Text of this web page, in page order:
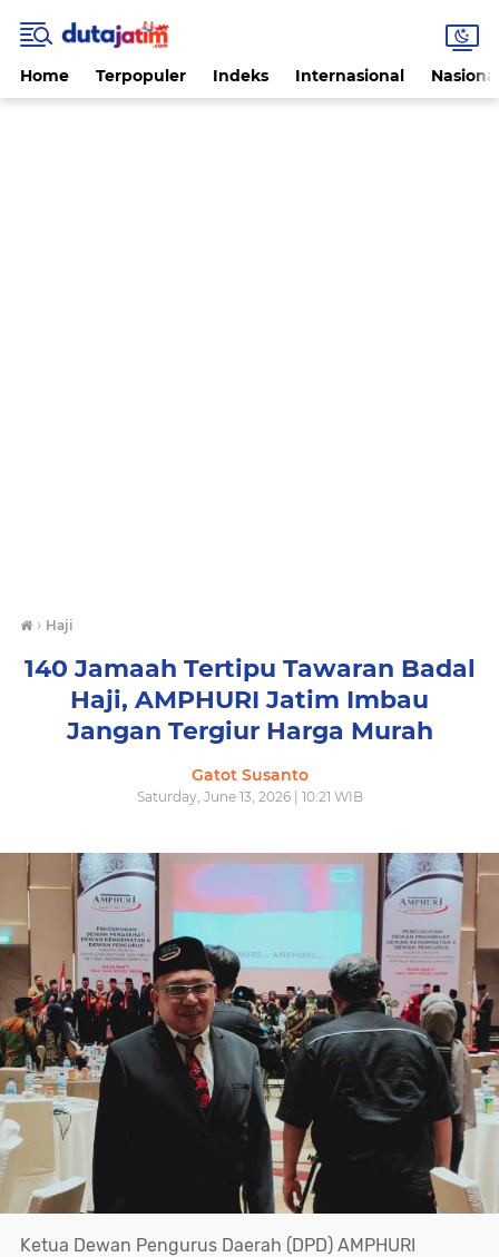
Home Terpopuler Indeks Internasional
› Haji
140 Jamaah Tertipu Tawaran Badal
Haji, AMPHURI Jatim Imbau
Jangan Tergiur Harga Murah
Gatot Susanto
Saturday, June 13, 2026 | 10:21 WIB
Ketua Dewan Pengurus Daerah (DPD) AMPHURI